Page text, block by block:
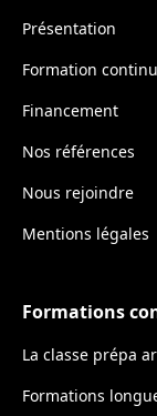
Présentation
Formation
Financement
Nos références
Nous rejoindre
Mentions légales
Formations
La classe prépa
Formations